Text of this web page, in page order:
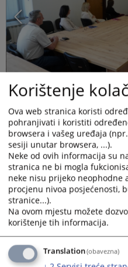
Dana 24.04.2026.godine u
ravnopravnosti u pravosuđu u
Novom Travniku započeo je II
Predsjednik Kantonalnog suda u
je da će nastaviti kontinuirano
građanima regulirajući i uvodeći
Korištenje
Ova web stranica koristi
pohranjivati i koristiti
browsera i vašeg uređaja
sesiji unutar browsera, ...).
Neke od ovih informacija su
stranica ne bi mogla
neke nisu prijeko neophodne
procjenu nivoa posjećenosti,
stranice...).
Na ovom mjestu možete
korištenje tih informacija.
Translation(obavezna)